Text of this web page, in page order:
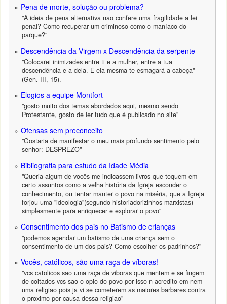
Pena de morte, solução ou problema?
"A ideia de pena alternativa nao confere uma fragilidade a lei
penal? Como recuperar um criminoso como o maníaco do
parque?"
Descendência da Virgem x Descendência da serpente
"Colocarei inimizades entre ti e a mulher, entre a tua
descendência e a dela. E ela mesma te esmagará a cabeça"
(Gen. III, 15).
Elogios a equipe Montfort
"gosto muito dos temas abordados aqui, mesmo sendo
Protestante, gosto de ler tudo que é publicado no site"
Ofensas sem preconceito
"Gostaria de manifestar o meu mais profundo sentimento pelo
senhor: DESPREZO"
Bibliografia para estudo da Idade Média
"Queria algum de vocês me indicassem livros que toquem em
certo assuntos como a velha história da Igreja esconder o
conhecimento, ou tentar manter o povo na miséria, que a Igreja
forjou uma "ideologia"(segundo historiadorizinhos marxistas)
simplesmente para enriquecer e explorar o povo"
Consentimento dos pais no Batismo de crianças
"podemos agendar um batismo de uma criança sem o
consentimento de um dos pais? Como escolher os padrinhos?"
Vocês, católicos, são uma raça de víboras!
"vcs catolicos sao uma raça de viboras que mentem e se fingem
de coitados vcs sao o opio do povo por isso n acredito em nem
uma religiao pois ja vi se cometerem as maiores barbares contra
o proximo por causa dessa religiao"